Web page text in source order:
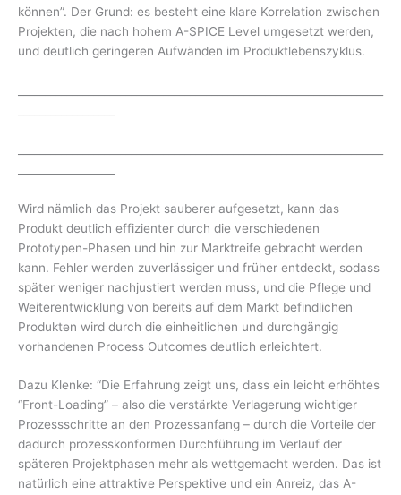
können”. Der Grund: es besteht eine klare Korrelation zwischen
Projekten, die nach hohem A-SPICE Level umgesetzt werden,
und deutlich geringeren Aufwänden im Produktlebenszyklus.
Wird nämlich das Projekt sauberer aufgesetzt, kann das
Produkt deutlich effizienter durch die verschiedenen
Prototypen-Phasen und hin zur Marktreife gebracht werden
kann. Fehler werden zuverlässiger und früher entdeckt, sodass
später weniger nachjustiert werden muss, und die Pflege und
Weiterentwicklung von bereits auf dem Markt befindlichen
Produkten wird durch die einheitlichen und durchgängig
vorhandenen Process Outcomes deutlich erleichtert.
Dazu Klenke: “Die Erfahrung zeigt uns, dass ein leicht erhöhtes
“Front-Loading” – also die verstärkte Verlagerung wichtiger
Prozessschritte an den Prozessanfang – durch die Vorteile der
dadurch prozesskonformen Durchführung im Verlauf der
späteren Projektphasen mehr als wettgemacht werden. Das ist
natürlich eine attraktive Perspektive und ein Anreiz, das A-